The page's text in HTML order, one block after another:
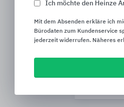
Ich möchte den Heinze
Mit dem Absenden erkläre ich
Bürodaten zum Kundenservice
jederzeit widerrufen. Näheres